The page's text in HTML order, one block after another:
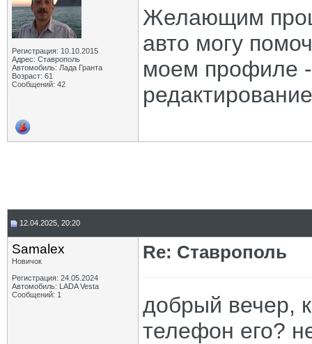
Регистрация: 10.10.2015
Адрес: Ставрополь
Автомобиль: Лада Гранта
Возраст: 61
Сообщений: 42
Желающим
авто могу
моем профиле -
12.04.2025, 20:20
Samalex
Новичок
Регистрация: 24.05.2024
Автомобиль: LADA Vesta
Сообщений: 1
Re: Ставрополь
добрый вечер,
телефон его?